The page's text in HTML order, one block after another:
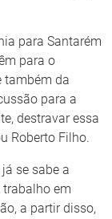
para Santarém
para o
também da
para a
destravar essa
Roberto Filho.
se sabe a
em
a partir disso,